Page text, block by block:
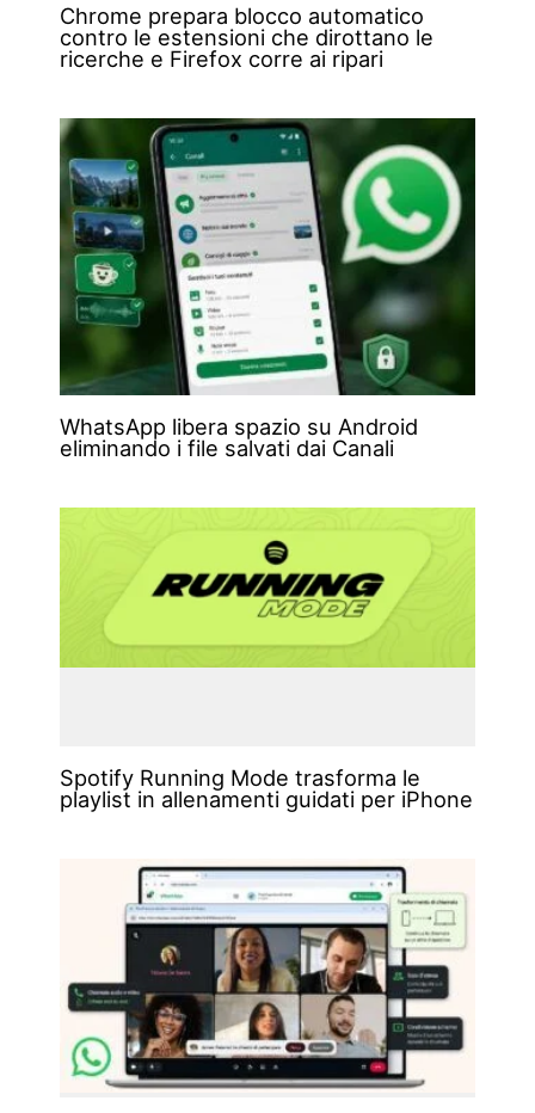
Chrome prepara blocco automatico
contro le estensioni che dirottano le
ricerche e Firefox corre ai ripari
WhatsApp libera spazio su Android
eliminando i file salvati dai Canali
Spotify Running Mode trasforma le
playlist in allenamenti guidati per iPhone